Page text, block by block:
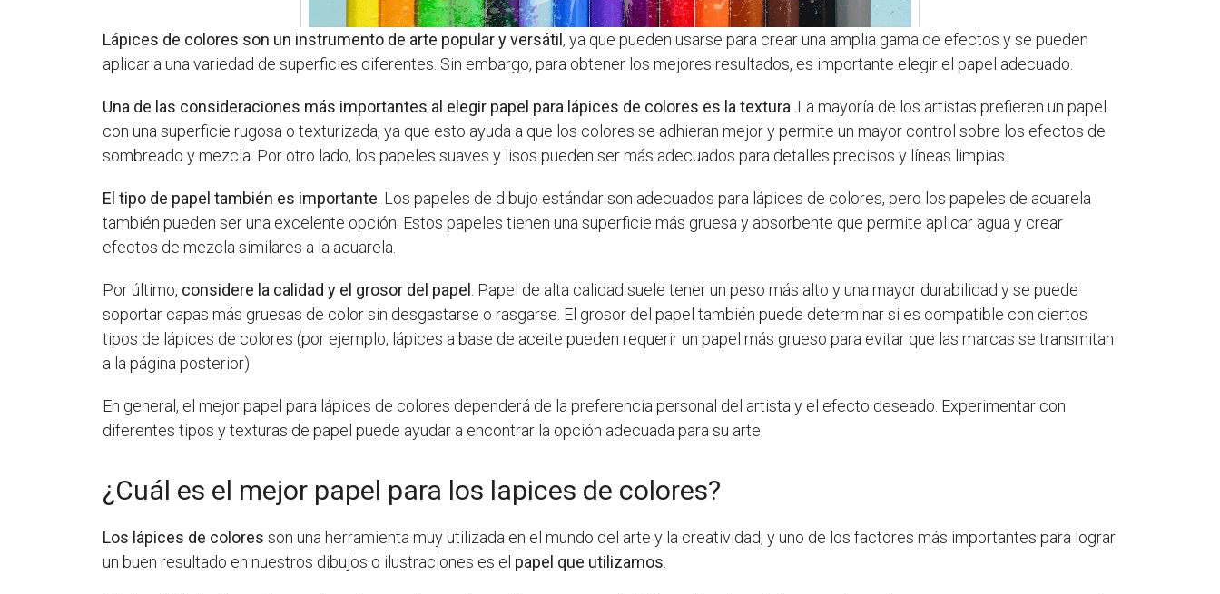
Lápices de colores son un instrumento de arte popular y versátil, ya que pueden usarse para crear una amplia gama de efectos y se pueden
aplicar a una variedad de superficies diferentes. Sin embargo, para obtener los mejores resultados, es importante elegir el papel adecuado.
Una de las consideraciones más importantes al elegir papel para lápices de colores es la textura. La mayoría de los artistas prefieren un papel
con una superficie rugosa o texturizada, ya que esto ayuda a que los colores se adhieran mejor y permite un mayor control sobre los efectos de
sombreado y mezcla. Por otro lado, los papeles suaves y lisos pueden ser más adecuados para detalles precisos y líneas limpias.
El tipo de papel también es importante. Los papeles de dibujo estándar son adecuados para lápices de colores, pero los papeles de acuarela
también pueden ser una excelente opción. Estos papeles tienen una superficie más gruesa y absorbente que permite aplicar agua y crear
efectos de mezcla similares a la acuarela.
Por último, considere la calidad y el grosor del papel . Papel de alta calidad suele tener un peso más alto y una mayor durabilidad y se puede
soportar capas más gruesas de color sin desgastarse o rasgarse. El grosor del papel también puede determinar si es compatible con ciertos
tipos de lápices de colores (por ejemplo, lápices a base de aceite pueden requerir un papel más grueso para evitar que las marcas se transmitan
a la página posterior).
En general, el mejor papel para lápices de colores dependerá de la preferencia personal del artista y el efecto deseado. Experimentar con
diferentes tipos y texturas de papel puede ayudar a encontrar la opción adecuada para su arte.
¿Cuál es el mejor papel para los lapices de colores?
Los lápices de colores son una herramienta muy utilizada en el mundo del arte y la creatividad, y uno de los factores más importantes para lograr
un buen resultado en nuestros dibujos o ilustraciones es el papel que utilizamos.